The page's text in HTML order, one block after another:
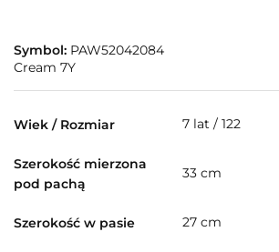
Symbol: PAW52042084
Cream 7Y
Wiek / Rozmiar 7 lat / 122
Szerokość mierzona
pod pachą
33 cm
Szerokość w pasie 27 cm